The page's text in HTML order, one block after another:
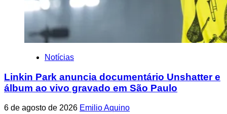
Notícias
Linkin Park anuncia documentário Unshatter e
álbum ao vivo gravado em São Paulo
6 de agosto de 2026 Emilio Aquino